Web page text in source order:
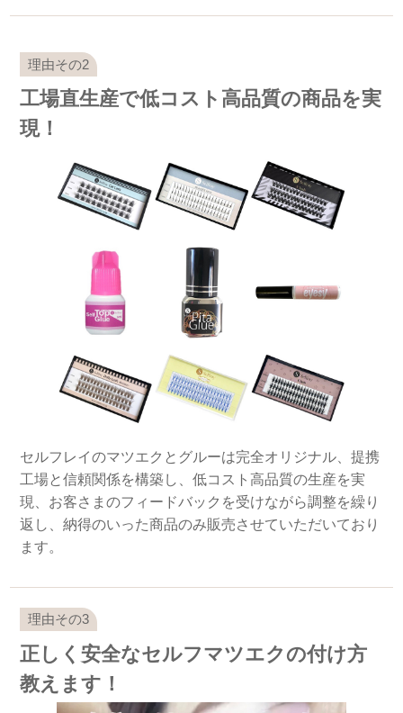
工場直生産で低コスト高品質の商品を実
現！
セルフレイのマツエクとグルーは完全オリジナル、提携
工場と信頼関係を構築し、低コスト高品質の生産を実
現、お客さまのフィードバックを受けながら調整を繰り
返し、納得のいった商品のみ販売させていただいており
ます。
正しく安全なセルフマツエクの付け方
教えます！